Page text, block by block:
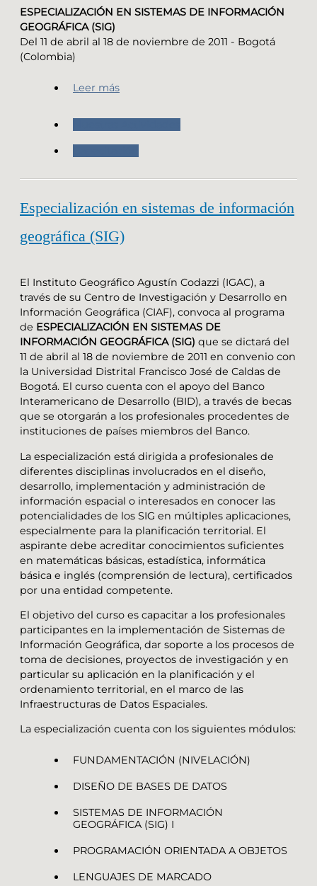
ESPECIALIZACIÓN EN SISTEMAS DE INFORMACIÓN
GEOGRÁFICA (SIG)
Del 11 de abril al 18 de noviembre de 2011‏ - Bogotá
(Colombia)
Leer más
Especialización en sistemas de información
geográfica (SIG)
El Instituto Geográfico Agustín Codazzi (IGAC), a
través de su Centro de Investigación y Desarrollo en
Información Geográfica (CIAF), convoca al programa
de ESPECIALIZACIÓN EN SISTEMAS DE
INFORMACIÓN GEOGRÁFICA (SIG) que se dictará del
11 de abril al 18 de noviembre de 2011 en convenio con
la Universidad Distrital Francisco José de Caldas de
Bogotá. El curso cuenta con el apoyo del Banco
Interamericano de Desarrollo (BID), a través de becas
que se otorgarán a los profesionales procedentes de
instituciones de países miembros del Banco.
La especialización está dirigida a profesionales de
diferentes disciplinas involucrados en el diseño,
desarrollo, implementación y administración de
información espacial o interesados en conocer las
potencialidades de los SIG en múltiples aplicaciones,
especialmente para la planificación territorial. El
aspirante debe acreditar conocimientos suficientes
en matemáticas básicas, estadística, informática
básica e inglés (comprensión de lectura), certificados
por una entidad competente.
El objetivo del curso es capacitar a los profesionales
participantes en la implementación de Sistemas de
Información Geográfica, dar soporte a los procesos de
toma de decisiones, proyectos de investigación y en
particular su aplicación en la planificación y el
ordenamiento territorial, en el marco de las
Infraestructuras de Datos Espaciales.
La especialización cuenta con los siguientes módulos:
FUNDAMENTACIÓN (NIVELACIÓN)
DISEÑO DE BASES DE DATOS
SISTEMAS DE INFORMACIÓN
GEOGRÁFICA (SIG) I
PROGRAMACIÓN ORIENTADA A OBJETOS
LENGUAJES DE MARCADO